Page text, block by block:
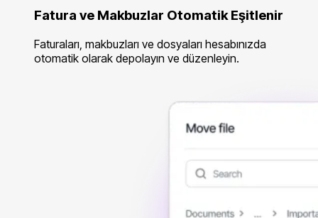
Fatura ve Makbuzlar Otomatik Eşitlenir
Faturaları, makbuzları ve dosyaları hesabınızda
otomatik olarak depolayın ve düzenleyin.